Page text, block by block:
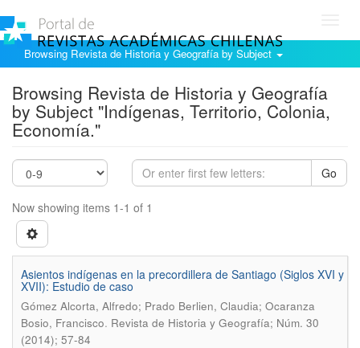
Browsing Revista de Historia y Geografía by Subject
Browsing Revista de Historia y Geografía
by Subject "Indígenas, Territorio, Colonia,
Economía."
Go
Now showing items 1-1 of 1
Asientos indígenas en la precordillera de Santiago (Siglos XVI y
XVII): Estudio de caso
Gómez Alcorta, Alfredo; Prado Berlien, Claudia; Ocaranza
Bosio, Francisco. Revista de Historia y Geografía; Núm. 30
(2014); 57-84